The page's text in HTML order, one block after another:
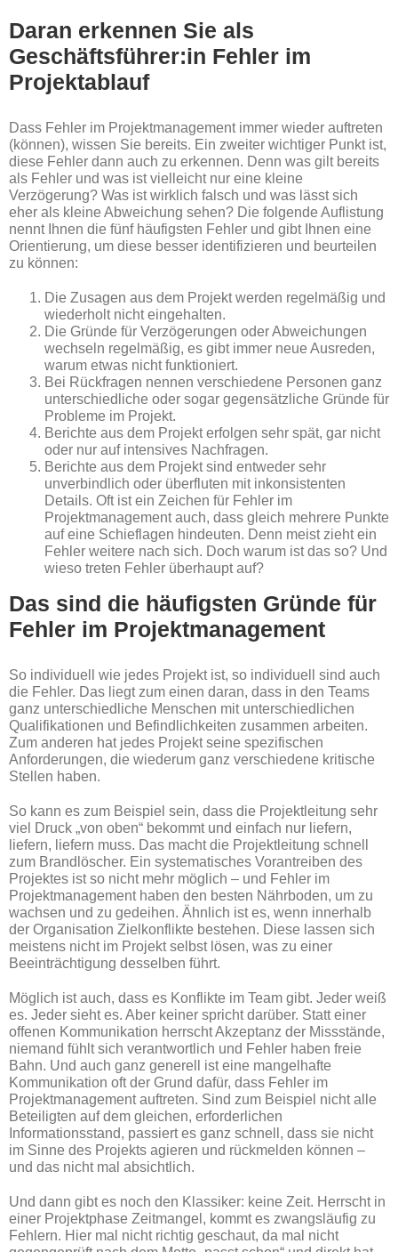
Daran erkennen Sie als
Geschäftsführer:in Fehler im
Projektablauf
Dass Fehler im Projektmanagement immer wieder auftreten
(können), wissen Sie bereits. Ein zweiter wichtiger Punkt ist,
diese Fehler dann auch zu erkennen. Denn was gilt bereits
als Fehler und was ist vielleicht nur eine kleine
Verzögerung? Was ist wirklich falsch und was lässt sich
eher als kleine Abweichung sehen? Die folgende Auflistung
nennt Ihnen die fünf häufigsten Fehler und gibt Ihnen eine
Orientierung, um diese besser identifizieren und beurteilen
zu können:
Die Zusagen aus dem Projekt werden regelmäßig und
wiederholt nicht eingehalten.
Die Gründe für Verzögerungen oder Abweichungen
wechseln regelmäßig, es gibt immer neue Ausreden,
warum etwas nicht funktioniert.
Bei Rückfragen nennen verschiedene Personen ganz
unterschiedliche oder sogar gegensätzliche Gründe für
Probleme im Projekt.
Berichte aus dem Projekt erfolgen sehr spät, gar nicht
oder nur auf intensives Nachfragen.
Berichte aus dem Projekt sind entweder sehr
unverbindlich oder überfluten mit inkonsistenten
Details. Oft ist ein Zeichen für Fehler im
Projektmanagement auch, dass gleich mehrere Punkte
auf eine Schieflagen hindeuten. Denn meist zieht ein
Fehler weitere nach sich. Doch warum ist das so? Und
wieso treten Fehler überhaupt auf?
Das sind die häufigsten Gründe für
Fehler im Projektmanagement
So individuell wie jedes Projekt ist, so individuell sind auch
die Fehler. Das liegt zum einen daran, dass in den Teams
ganz unterschiedliche Menschen mit unterschiedlichen
Qualifikationen und Befindlichkeiten zusammen arbeiten.
Zum anderen hat jedes Projekt seine spezifischen
Anforderungen, die wiederum ganz verschiedene kritische
Stellen haben.
So kann es zum Beispiel sein, dass die Projektleitung sehr
viel Druck „von oben“ bekommt und einfach nur liefern,
liefern, liefern muss. Das macht die Projektleitung schnell
zum Brandlöscher. Ein systematisches Vorantreiben des
Projektes ist so nicht mehr möglich – und Fehler im
Projektmanagement haben den besten Nährboden, um zu
wachsen und zu gedeihen. Ähnlich ist es, wenn innerhalb
der Organisation Zielkonflikte bestehen. Diese lassen sich
meistens nicht im Projekt selbst lösen, was zu einer
Beeinträchtigung desselben führt.
Möglich ist auch, dass es Konflikte im Team gibt. Jeder weiß
es. Jeder sieht es. Aber keiner spricht darüber. Statt einer
offenen Kommunikation herrscht Akzeptanz der Missstände,
niemand fühlt sich verantwortlich und Fehler haben freie
Bahn. Und auch ganz generell ist eine mangelhafte
Kommunikation oft der Grund dafür, dass Fehler im
Projektmanagement auftreten. Sind zum Beispiel nicht alle
Beteiligten auf dem gleichen, erforderlichen
Informationsstand, passiert es ganz schnell, dass sie nicht
im Sinne des Projekts agieren und rückmelden können –
und das nicht mal absichtlich.
Und dann gibt es noch den Klassiker: keine Zeit. Herrscht in
einer Projektphase Zeitmangel, kommt es zwangsläufig zu
Fehlern. Hier mal nicht richtig geschaut, da mal nicht